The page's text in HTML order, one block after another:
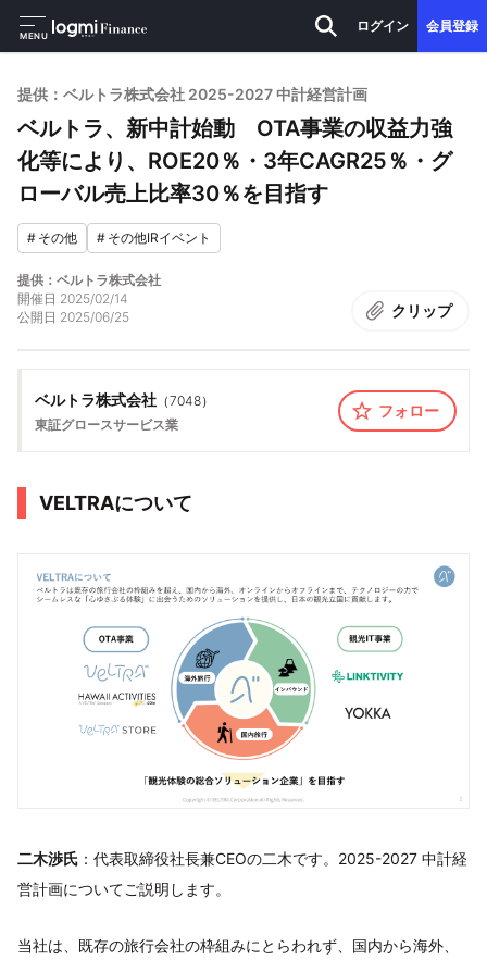
MENU
ログイン 会員登録
提供：ベルトラ株式会社 2025-2027 中計経営計画
ベルトラ、新中計始動 OTA事業の収益力強
化等により、ROE20％・3年CAGR25％・グ
ローバル売上比率30％を目指す
# その他 # その他IRイベント
提供：ベルトラ株式会社
開催日 2025/02/14
公開日 2025/06/25 クリップ
ベルトラ株式会社 （7048）
東証グロースサービス業
フォロー
VELTRAについて
二木渉氏 ：代表取締役社長兼CEOの二木です。2025-2027 中計経
営計画についてご説明します。
当社は、既存の旅行会社の枠組みにとらわれず、国内から海外、